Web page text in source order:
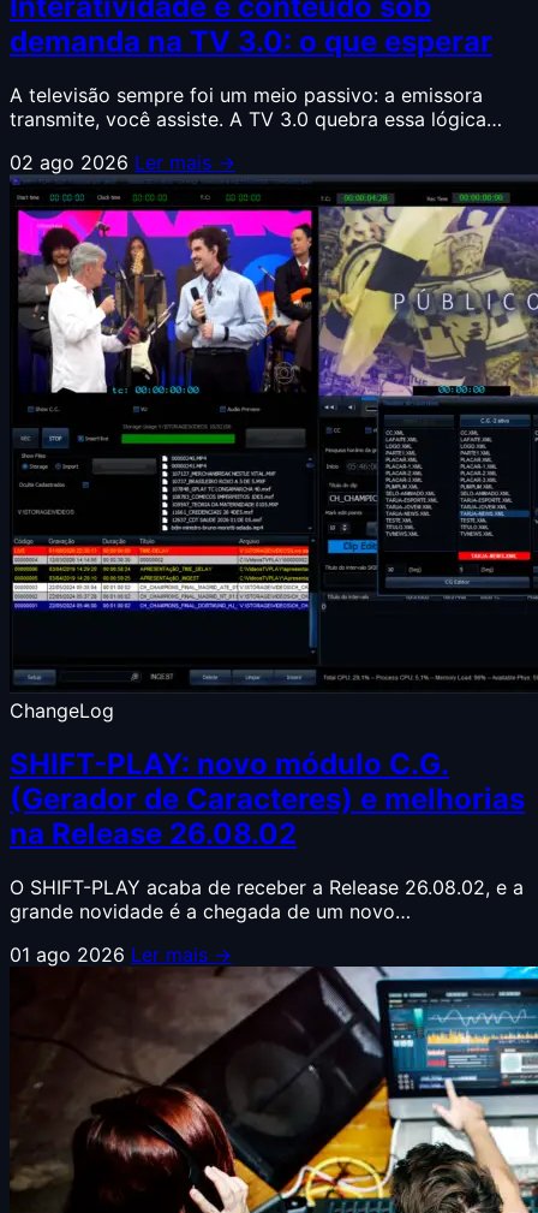
Interatividade e conteúdo sob
demanda na TV 3.0: o que esperar
A televisão sempre foi um meio passivo: a emissora
transmite, você assiste. A TV 3.0 quebra essa lógica…
02 ago 2026 Ler mais →
ChangeLog
SHIFT-PLAY: novo módulo C.G.
(Gerador de Caracteres) e melhorias
na Release 26.08.02
O SHIFT-PLAY acaba de receber a Release 26.08.02, e a
grande novidade é a chegada de um novo…
01 ago 2026 Ler mais →